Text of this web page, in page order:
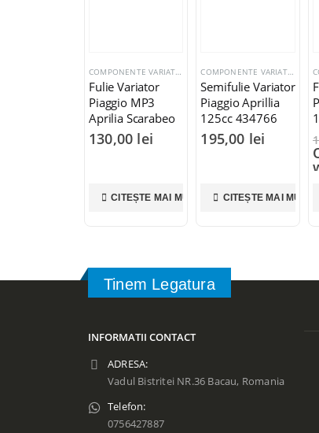
COMPONENTE VARIATOR
Fulie Variator
Piaggio MP3
Aprilia Scarabeo
400 500cc
832697
130,00 lei
CITEȘTE MAI MULT
COMPONENTE VARIATOR
Semifulie Variator
Piaggio Aprillia
125cc 434766
195,00 lei
CITEȘTE MAI MULT
Tinem Legatura
INFORMATII CONTACT
ADRESA:
Vadul Bistritei NR.36 Bacau, Romania
Telefon:
0756427887